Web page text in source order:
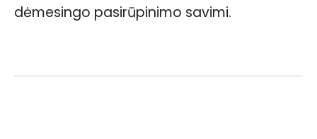
dėmesingo pasirūpinimo savimi.